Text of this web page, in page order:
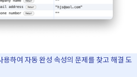
용하여 자동 완성 속성의 문제를 찾고 해결 도